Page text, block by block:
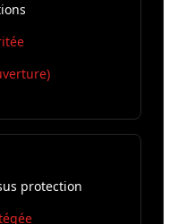
protection